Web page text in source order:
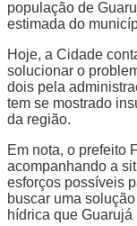
população de
estimada do
Hoje, a Cidade
solucionar o
dois pela
tem se mostrado
da região.
Em nota, o prefeito
acompanhando a
esforços possíveis
buscar uma
hídrica que Guarujá